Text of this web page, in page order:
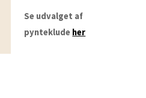
Se udvalget af
pynteklude her